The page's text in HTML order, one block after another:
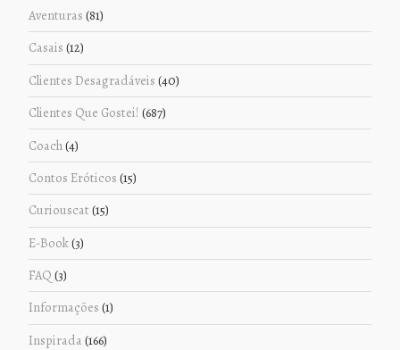
Aventuras (81)
Casais (12)
Clientes Desagradáveis (40)
Clientes Que Gostei! (687)
Coach(4)
Contos Eróticos (15)
Curiouscat (15)
E-Book(3)
FAQ (3)
Informações (1)
Inspirada (166)